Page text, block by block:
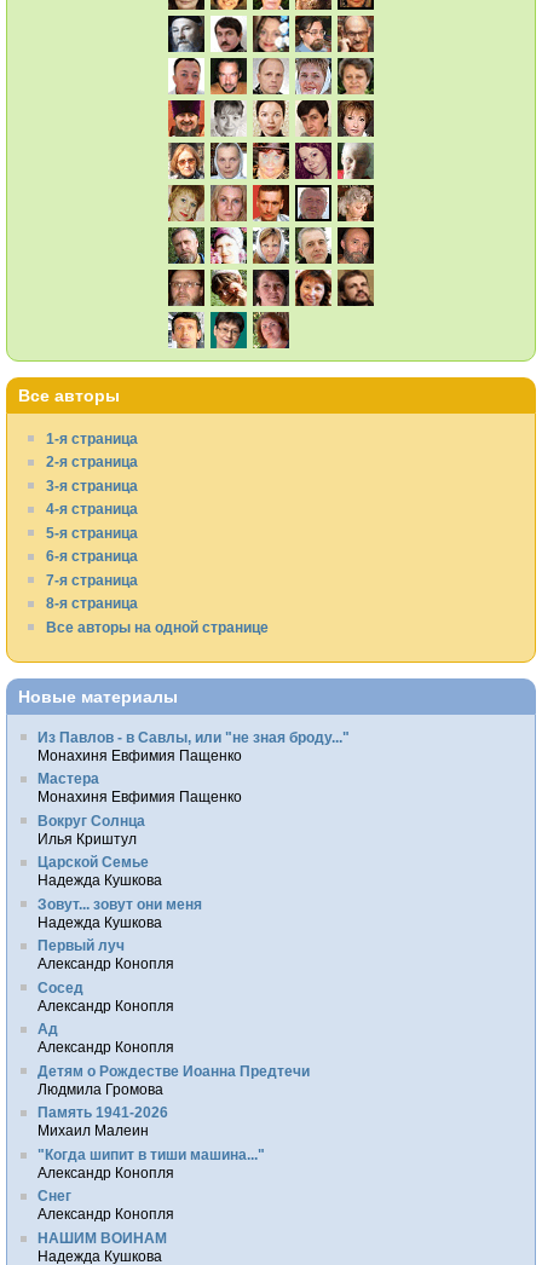
Все авторы
1-я страница
2-я страница
3-я страница
4-я страница
5-я страница
6-я страница
7-я страница
8-я страница
Все авторы на одной странице
Новые материалы
Из Павлов - в Савлы, или "не зная броду..."
Монахиня Евфимия Пащенко
Мастера
Монахиня Евфимия Пащенко
Вокруг Солнца
Илья Криштул
Царской Семье
Надежда Кушкова
Зовут... зовут они меня
Надежда Кушкова
Первый луч
Александр Конопля
Сосед
Александр Конопля
Ад
Александр Конопля
Детям о Рождестве Иоанна Предтечи
Людмила Громова
Память 1941-2026
Михаил Малеин
"Когда шипит в тиши машина..."
Александр Конопля
Снег
Александр Конопля
НАШИМ ВОИНАМ
Надежда Кушкова